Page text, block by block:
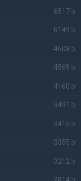
6517 b
6149 b
4608 b
4569 b
4160 b
3491 b
3415 b
3355 b
3212 b